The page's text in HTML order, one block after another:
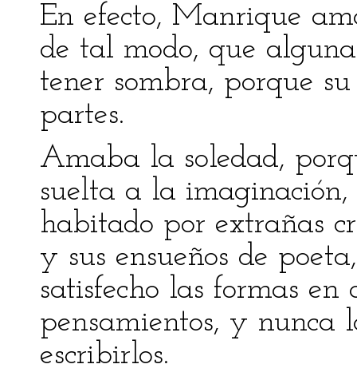
En efecto, Manrique
de tal modo, que
tener sombra, porque
partes.
Amaba la soledad,
suelta a la
habitado por extrañas
y sus ensueños de
satisfecho las formas
pensamientos, y nunca
escribirlos.